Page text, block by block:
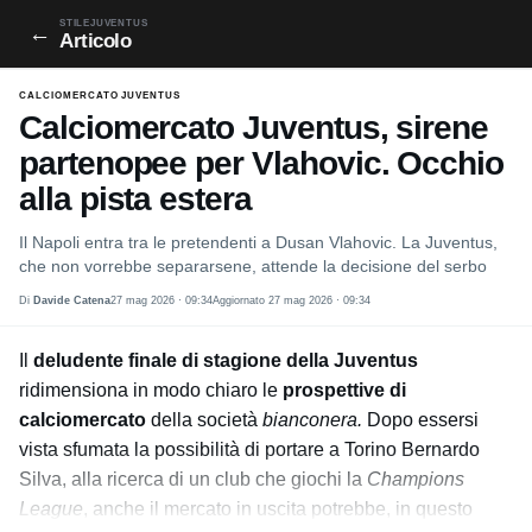
← STILEJUVENTUS
Articolo
CALCIOMERCATO JUVENTUS
Calciomercato Juventus, sirene
partenopee per Vlahovic. Occhio
alla pista estera
Il Napoli entra tra le pretendenti a Dusan Vlahovic. La Juventus,
che non vorrebbe separarsene, attende la decisione del serbo
Di Davide Catena27 mag 2026 · 09:34Aggiornato 27 mag 2026 · 09:34
deludente finale di stagione della Juventus
ridimensiona in modo chiaro le prospettive di
calciomercato della società bianconera. Dopo essersi
vista sfumata la possibilità di portare a Torino Bernardo
Silva, alla ricerca di un club che giochi la Champions
League, anche il mercato in uscita potrebbe, in questo